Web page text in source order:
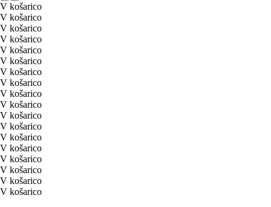
V košarico
V košarico
V košarico
V košarico
V košarico
V košarico
V košarico
V košarico
V košarico
V košarico
V košarico
V košarico
V košarico
V košarico
V košarico
V košarico
V košarico
V košarico